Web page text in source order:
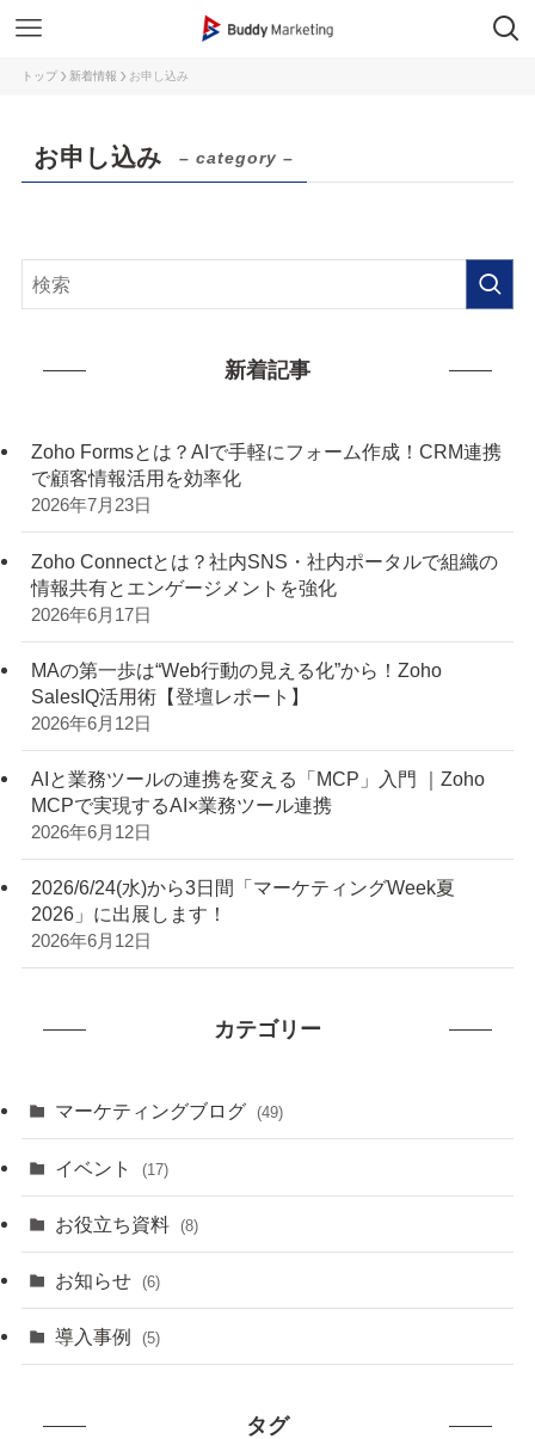
トップ 新着情報 お申し込み
お申し込み – category –
新着記事
Zoho Formsとは？AIで手軽にフォーム作成！CRM連携
で顧客情報活用を効率化
2026年7月23日
Zoho Connectとは？社内SNS・社内ポータルで組織の
情報共有とエンゲージメントを強化
2026年6月17日
MAの第一歩は“Web行動の見える化”から！Zoho
SalesIQ活用術【登壇レポート】
2026年6月12日
AIと業務ツールの連携を変える「MCP」入門 ｜Zoho
MCPで実現するAI×業務ツール連携
2026年6月12日
2026/6/24(水)から3日間「マーケティングWeek夏
2026」に出展します！
2026年6月12日
カテゴリー
マーケティングブログ (49)
イベント (17)
お役立ち資料 (8)
お知らせ (6)
導入事例 (5)
タグ